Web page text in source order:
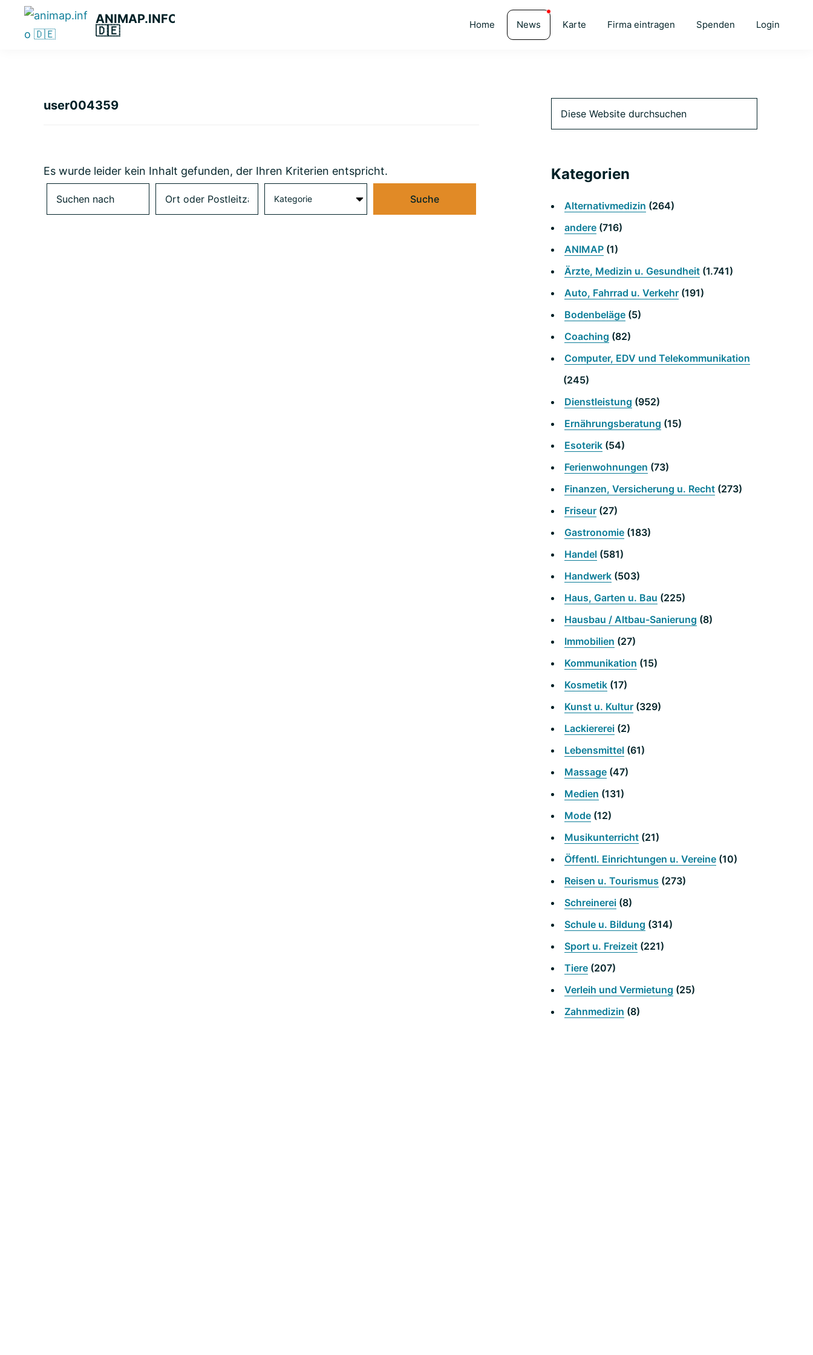
Hauptnavigation
Hauptinhalt
primären
ANIMAP.INFO
🇩🇪
Das
Home News Karte Firma eintragen Spenden Login
user004359
Es wurde leider kein Inhalt gefunden, der Ihren Kriterien entspricht.
Suche
Primäre
Website
Kategorien
Alternativmedizin (264)
andere (716)
ANIMAP (1)
Ärzte, Medizin u. Gesundheit (1.741)
Auto, Fahrrad u. Verkehr (191)
Bodenbeläge (5)
Coaching (82)
Computer, EDV und Telekommunikation
(245)
Dienstleistung (952)
Ernährungsberatung (15)
Esoterik (54)
Ferienwohnungen (73)
Finanzen, Versicherung u. Recht (273)
Friseur (27)
Gastronomie (183)
Handel (581)
Handwerk (503)
Haus, Garten u. Bau (225)
Hausbau / Altbau-Sanierung (8)
Immobilien (27)
Kommunikation (15)
Kosmetik (17)
Kunst u. Kultur (329)
Lackiererei (2)
Lebensmittel (61)
Massage (47)
Medien (131)
Mode (12)
Musikunterricht (21)
Öffentl. Einrichtungen u. Vereine (10)
Reisen u. Tourismus (273)
Schreinerei (8)
Schule u. Bildung (314)
Sport u. Freizeit (221)
Tiere (207)
Verleih und Vermietung (25)
Zahnmedizin (8)